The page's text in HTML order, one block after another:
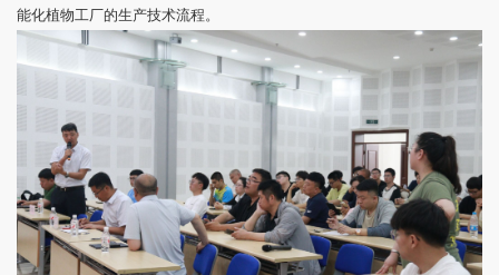
能化植物工厂的生产技术流程。